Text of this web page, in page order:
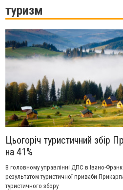
туризм
Цьогоріч туристичний збір
на 41%
В головному управлінні ДПС в Івано-
результатом туристичної приваби
туристичного збору